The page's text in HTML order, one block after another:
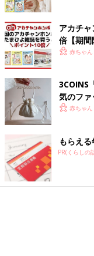
アカチ
倍【期間
赤ちゃ
3COINS
気のフ
赤ちゃ
もらえ
PR(くらしの